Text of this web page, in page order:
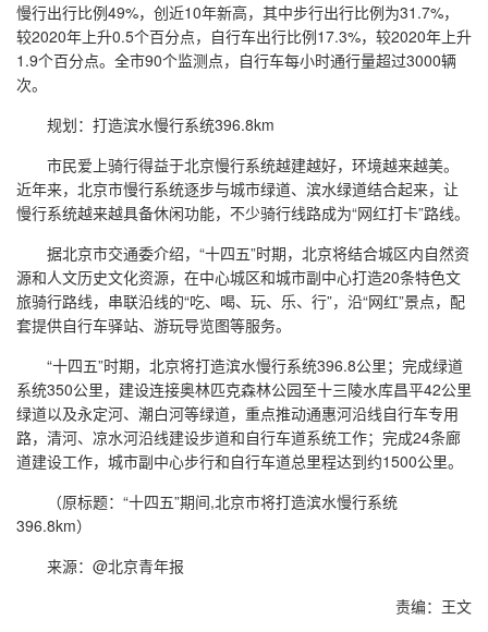
慢行出行比例49%，创近10年新高，其中步行出行比例为31.7%，
较2020年上升0.5个百分点，自行车出行比例17.3%，较2020年上升
1.9个百分点。全市90个监测点，自行车每小时通行量超过3000辆
次。
规划：打造滨水慢行系统396.8km
市民爱上骑行得益于北京慢行系统越建越好，环境越来越美。
近年来，北京市慢行系统逐步与城市绿道、滨水绿道结合起来，让
慢行系统越来越具备休闲功能，不少骑行线路成为“网红打卡”路线。
据北京市交通委介绍，“十四五”时期，北京将结合城区内自然资
源和人文历史文化资源，在中心城区和城市副中心打造20条特色文
旅骑行路线，串联沿线的“吃、喝、玩、乐、行”，沿“网红”景点，配
套提供自行车驿站、游玩导览图等服务。
“十四五”时期，北京将打造滨水慢行系统396.8公里；完成绿道
系统350公里，建设连接奥林匹克森林公园至十三陵水库昌平42公里
绿道以及永定河、潮白河等绿道，重点推动通惠河沿线自行车专用
路，清河、凉水河沿线建设步道和自行车道系统工作；完成24条廊
道建设工作，城市副中心步行和自行车道总里程达到约1500公里。
（原标题：“十四五”期间,北京市将打造滨水慢行系统
396.8km）
来源：@北京青年报
责编：王文